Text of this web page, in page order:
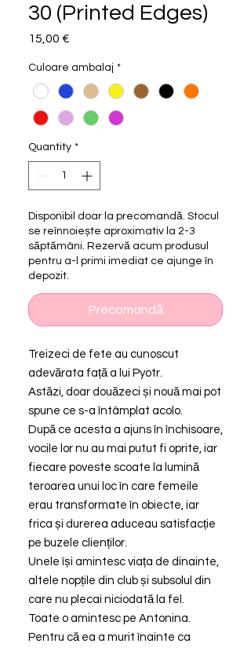
30 (Printed Edges)
15,00 €
Culoare ambalaj *
Quantity *
Disponibil doar la precomandă. Stocul
se reînnoiește aproximativ la 2-3
săptămâni. Rezervă acum produsul
pentru a-l primi imediat ce ajunge în
depozit.
Precomandă
Treizeci de fete au cunoscut
adevărata față a lui Pyotr.
Astăzi, doar douăzeci și nouă mai pot
spune ce s-a întâmplat acolo.
După ce acesta a ajuns în închisoare,
vocile lor nu au mai putut fi oprite, iar
fiecare poveste scoate la lumină
teroarea unui loc în care femeile
erau transformate în obiecte, iar
frica și durerea aduceau satisfacție
pe buzele clienților.
Unele își amintesc viața de dinainte,
altele nopțile din club și subsolul din
care nu plecai niciodată la fel.
Toate o amintesc pe Antonina.
Pentru că ea a murit înainte ca